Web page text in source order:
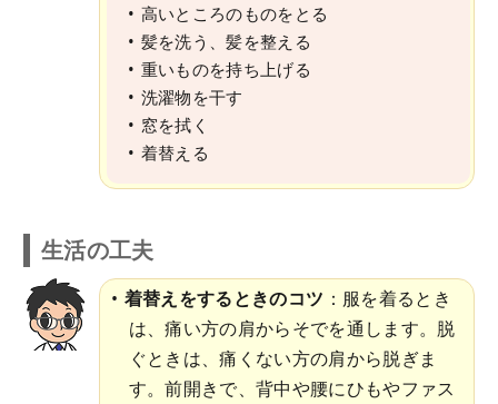
高いところのものをとる
髪を洗う、髪を整える
重いものを持ち上げる
洗濯物を干す
窓を拭く
着替える
生活の工夫
着替えをするときのコツ ：服を着るとき
は、痛い方の肩からそでを通します。脱
ぐときは、痛くない方の肩から脱ぎま
す。前開きで、背中や腰にひもやファス